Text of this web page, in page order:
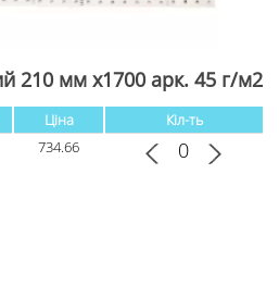
210 мм х1700 арк. 45 г/м2
Ціна
Кіл-ть
734.66